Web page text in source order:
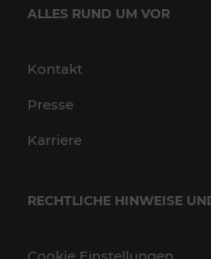
ALLES RUND UM VOR
Kontakt
Presse
Karriere
RECHTLICHE HINWEISE